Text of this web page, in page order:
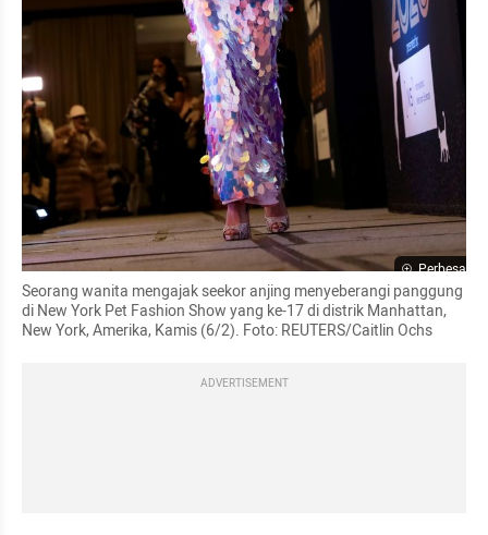
Perbesar
Seorang wanita mengajak seekor anjing menyeberangi panggung
di New York Pet Fashion Show yang ke-17 di distrik Manhattan,
New York, Amerika, Kamis (6/2). Foto: REUTERS/Caitlin Ochs
ADVERTISEMENT